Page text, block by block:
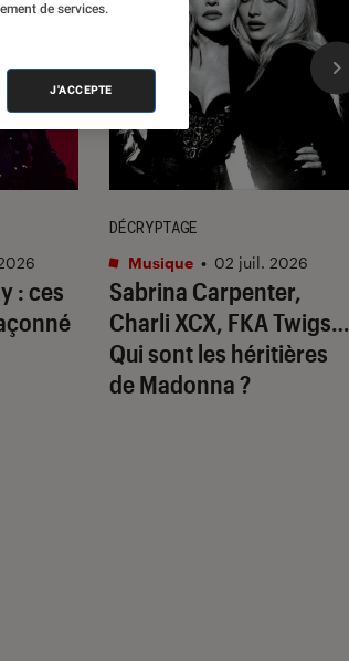
: ces
Sabrina Carpenter,
Charli XCX, FKA Twigs…
Qui sont les héritières
de Madonna ?
DÉCRYPTAGE
Musique • 02 juil. 2026
de services.
J'ACCEPTE